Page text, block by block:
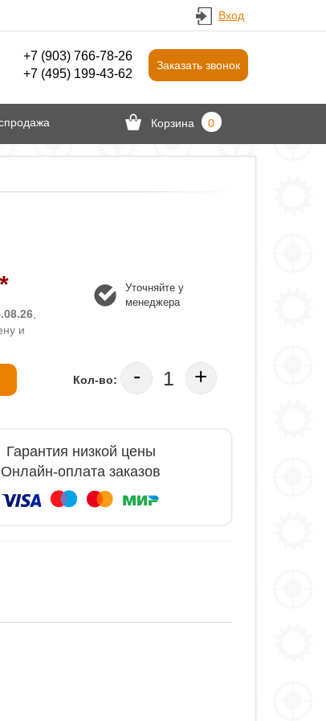
Вход
+7 (903) 766‑78-26
+7 (495) 199-43-62
Заказать звонок
Корзина 0
,
и
Уточняйте у
менеджера
Кол-во: - +
Гарантия низкой цены
Онлайн-оплата заказов